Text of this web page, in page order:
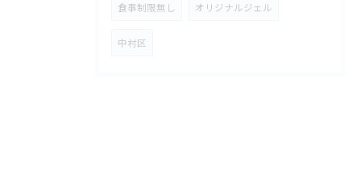
食事制限無し オリジナルジェル
中村区